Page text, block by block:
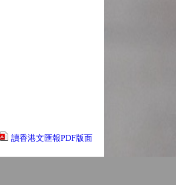
讀香港文匯報PDF版面